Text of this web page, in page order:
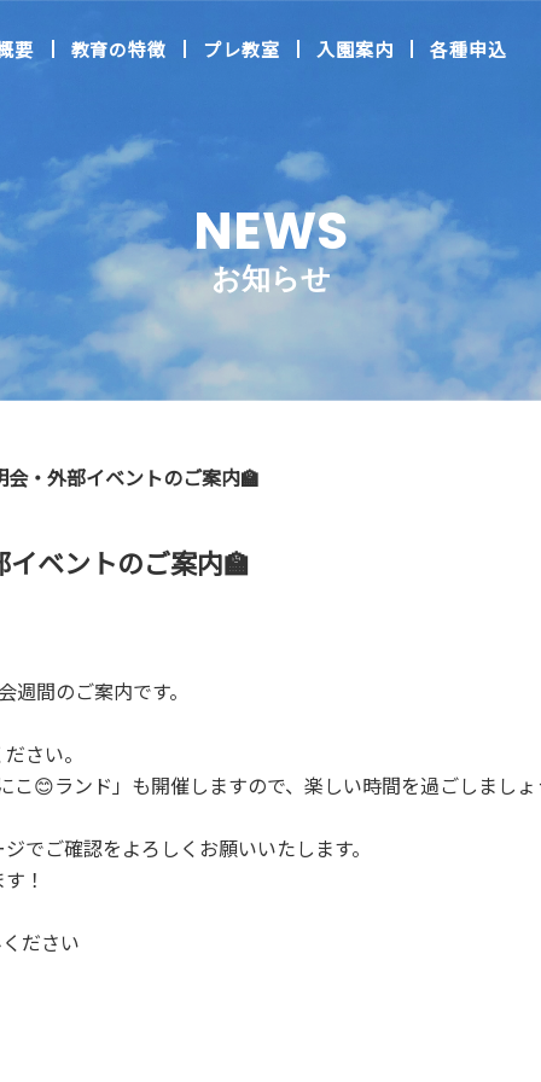
要 教育の特徴 プレ教室 入園案内 各種申込
NEWS
お知らせ
・外部イベントのご案内🏫
ベントのご案内🏫
間のご案内です。
さい。
こ😊ランド」も開催しますので、楽しい時間を過ごしまし
でご確認をよろしくお願いいたします。
！
ださい